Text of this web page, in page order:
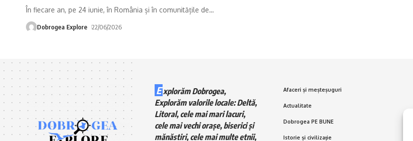
În fiecare an, pe 24 iunie, în România și în comunitățile de…
Dobrogea Explore 22/06/2026
E xplorăm Dobrogea,
Explorăm valorile locale: Deltă,
Litoral, cele mai mari lacuri,
cele mai vechi orașe, biserici și
mănăstiri, cele mai multe etnii,
Afaceri și meșteșuguri
Actualitate
Dobrogea PE BUNE
Istorie și civilizaţie